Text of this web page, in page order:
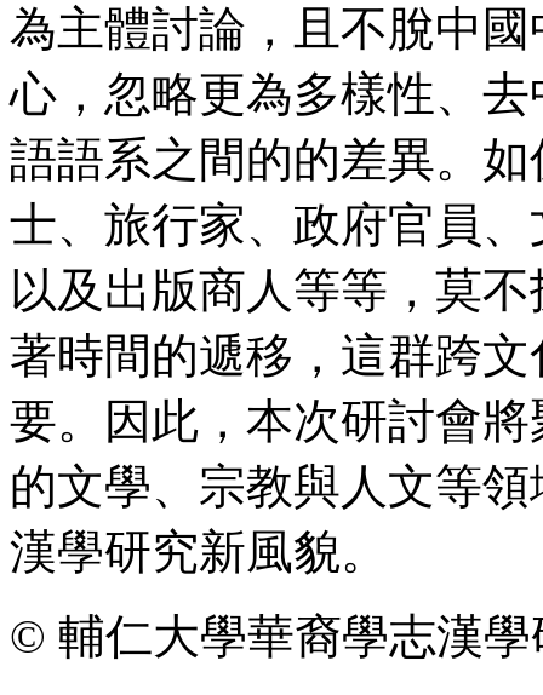
為主體討論，且不脫中
心，忽略更為多樣性、
語語系之間的的差異。
士、旅行家、政府官員
以及出版商人等等，莫
著時間的遞移，這群跨
要。因此，本次研討會
的文學、宗教與人文等
漢學研究新風貌。
© 輔仁大學華裔學志漢學